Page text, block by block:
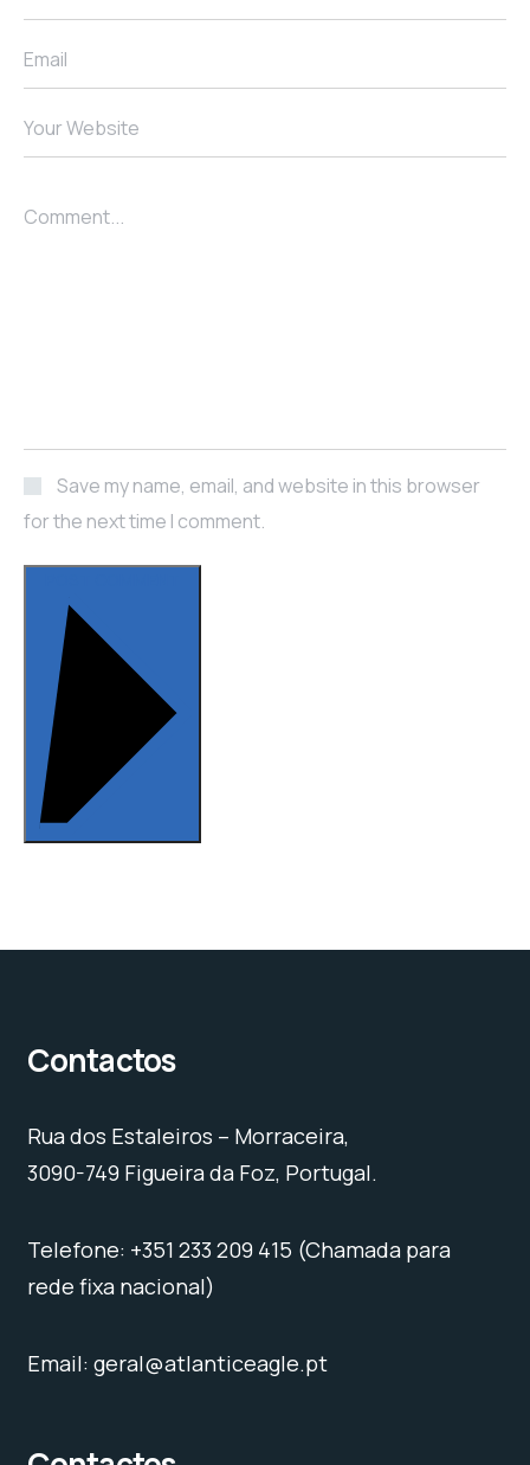
Email
Your Website
Comment...
Save my name, email, and website in this browser
for the next time I comment.
Contactos
Rua dos Estaleiros – Morraceira,
3090-749 Figueira da Foz, Portugal.
Telefone: +351 233 209 415 (Chamada para
rede fixa nacional)
Email: geral@atlanticeagle.pt